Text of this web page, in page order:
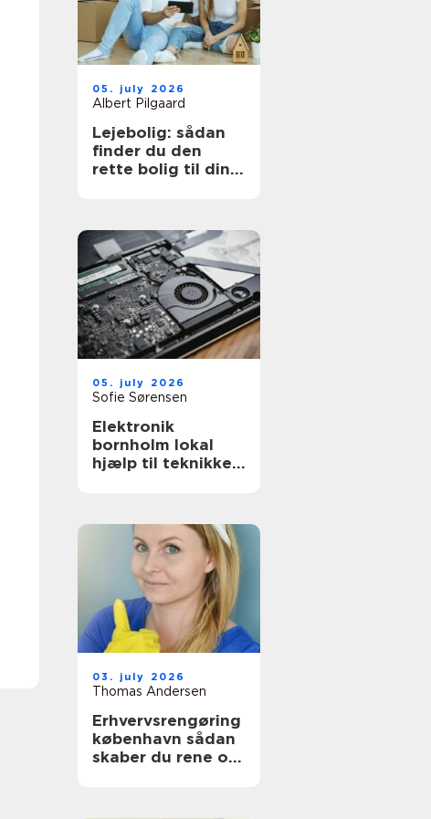
05. july 2026
Albert Pilgaard
Lejebolig: sådan
finder du den
rette bolig til din
05. july 2026
Sofie Sørensen
Elektronik
bornholm lokal
hjælp til teknikken
03. july 2026
Thomas Andersen
Erhvervsrengøring
københavn sådan
skaber du rene og